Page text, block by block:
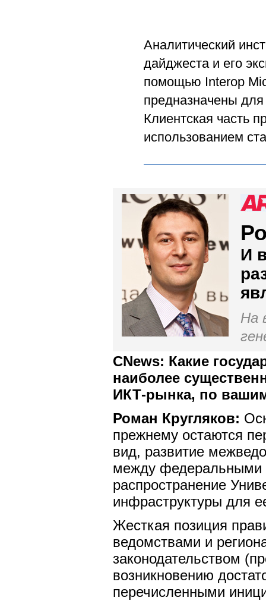
Аналитический
дайджеста и его
помощью Interop
предназначены
Клиентская часть
использованием
И
На
CNews: Какие
наиболее
ИКТ-рынка, по
Роман Кругляков:
прежнему остаются
вид, развитие
между федеральными
распространение
инфраструктуры для
Жесткая позиция
ведомствами и
законодательством
возникновению
перечисленными